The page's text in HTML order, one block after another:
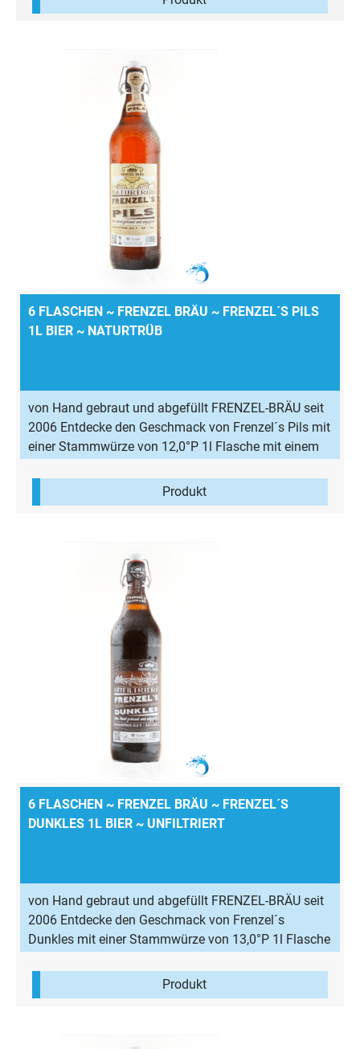
Traditionell auch Märzenbier genannt, zeichnet es
typisch süffigen Charakter bei. Zutaten: Wasser,
Gerstenmalz, Hopfen, untergärige Hefe
6 FLASCHEN ~ FRENZEL BRÄU ~ FRENZEL´S PILS
1L BIER ~ NATURTRÜB
von Hand gebraut und abgefüllt FRENZEL-BRÄU seit
2006 Entdecke den Geschmack von Frenzel´s Pils mit
einer Stammwürze von 12,0°P 1l Flasche mit einem
Geschmack, zeichnet es sich durch die herbe Eigenart
eines Pils-Bieres aus. Es bewahrt zudem durch seine
Produkt
6 FLASCHEN ~ FRENZEL BRÄU ~ FRENZEL´S
DUNKLES 1L BIER ~ UNFILTRIERT
von Hand gebraut und abgefüllt FRENZEL-BRÄU seit
2006 Entdecke den Geschmack von Frenzel´s
Dunkles mit einer Stammwürze von 13,0°P 1l Flasche
Dunkles vereint leichte Röstnoten und feines
Karamellaroma zu einem vollmundig malzigen Bier
Produkt